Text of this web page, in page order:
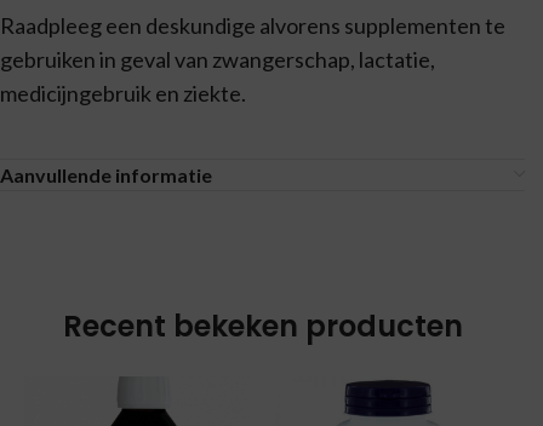
Raadpleeg een deskundige alvorens supplementen te
gebruiken in geval van zwangerschap, lactatie,
medicijngebruik en ziekte.
Aanvullende informatie
Recent bekeken producten